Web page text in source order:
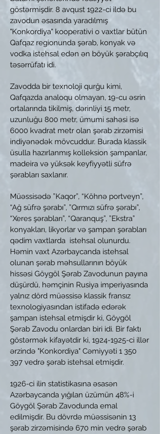
göstərmişdir. 8 avqust 1922-ci ildə bu
zavodun əsasında yaradılmış
"Konkordiya" kooperativi o vaxtlar bütün
Qafqaz regionunda şərab, konyak və
vodka istehsal edən ən böyük şərabçılıq
təsərrüfatı idi.
Zavodda bir texnoloji qurğu kimi,
Qafqazda analoqu olmayan, 19-cu əsrin
ortalarında tikilmiş, dərinliyi 15 metr,
uzunluğu 800 metr, ümumi sahəsi isə
6000 kvadrat metr olan şərab zirzəmisi
indiyənədək mövcuddur. Burada klassik
üsulla hazırlanmış kolleksion şampanlar,
madeira və yüksək keyfiyyətli süfrə
şərabları saxlanır.
Müəssisədə ”Kaqor”, “Köhnə portveyn”,
“Ağ süfrə şərabı”, ”Qırmızı süfrə şərabı”,
“Xeres şərabları”, “Qaranquş”, ”Ekstra”
konyakları, likyorlar və şampan şərabları
qədim vaxtlarda istehsal olunurdu.
Həmin vaxt Azərbaycanda istehsal
olunan şərab məhsullarının böyük
hissəsi Göygöl Şərab Zavodunun payına
düşürdü, həmçinin Rusiya imperiyasında
yalnız dörd müəssisə klassik fransız
texnologiyasından istifadə edərək
şampan istehsal etmişdir ki, Göygöl
Şərab Zavodu onlardan biri idi. Bir faktı
göstərmək kifayətdir ki, 1924-1925-ci illər
ərzində "Konkordiya" Cəmiyyəti 1 350
397 vedrə şərab istehsal etmişdir.
1926-ci ilin statistikasına əsasən
Azərbaycanda yığılan üzümün 48%-i
Göygöl Şərab Zavodunda emal
edilmişdir. Bu dövrdə müəssisənin 13
şərab zirzəmisində 670 min vedrə şərab